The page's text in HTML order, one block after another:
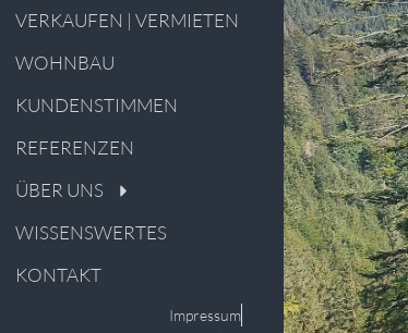
VERKAUFEN | VERMIETEN
WOHNBAU
KUNDENSTIMMEN
REFERENZEN
ÜBER UNS
WISSENSWERTES
KONTAKT
Impressum